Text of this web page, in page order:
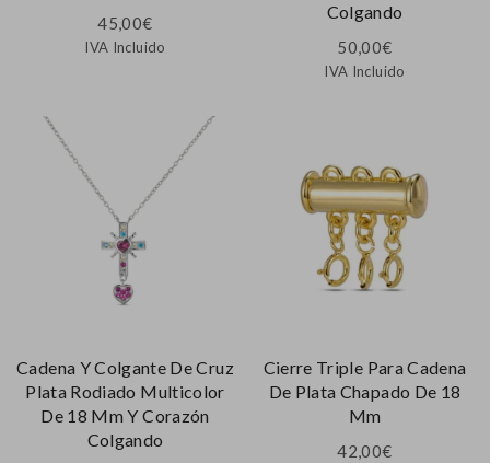
45,00€
IVA Incluido
Colgando
50,00€
IVA Incluido
Cadena Y Colgante De Cruz
Plata Rodiado Multicolor
De 18 Mm Y Corazón
Colgando
Cierre Triple Para Cadena
De Plata Chapado De 18
Mm
42,00€